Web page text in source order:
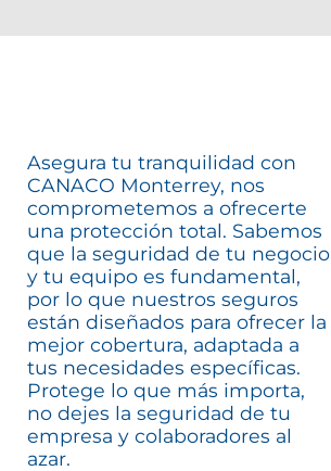
Asegura tu tranquilidad con
CANACO Monterrey, nos
comprometemos a ofrecerte
una protección total. Sabemos
que la seguridad de tu negocio
y tu equipo es fundamental,
por lo que nuestros seguros
están diseñados para ofrecer la
mejor cobertura, adaptada a
tus necesidades específicas.
Protege lo que más importa,
no dejes la seguridad de tu
empresa y colaboradores al
azar.